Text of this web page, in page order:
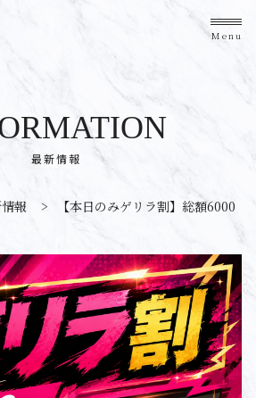
Menu
最新情報
報 >
【本日のみゲリラ割】総額6000